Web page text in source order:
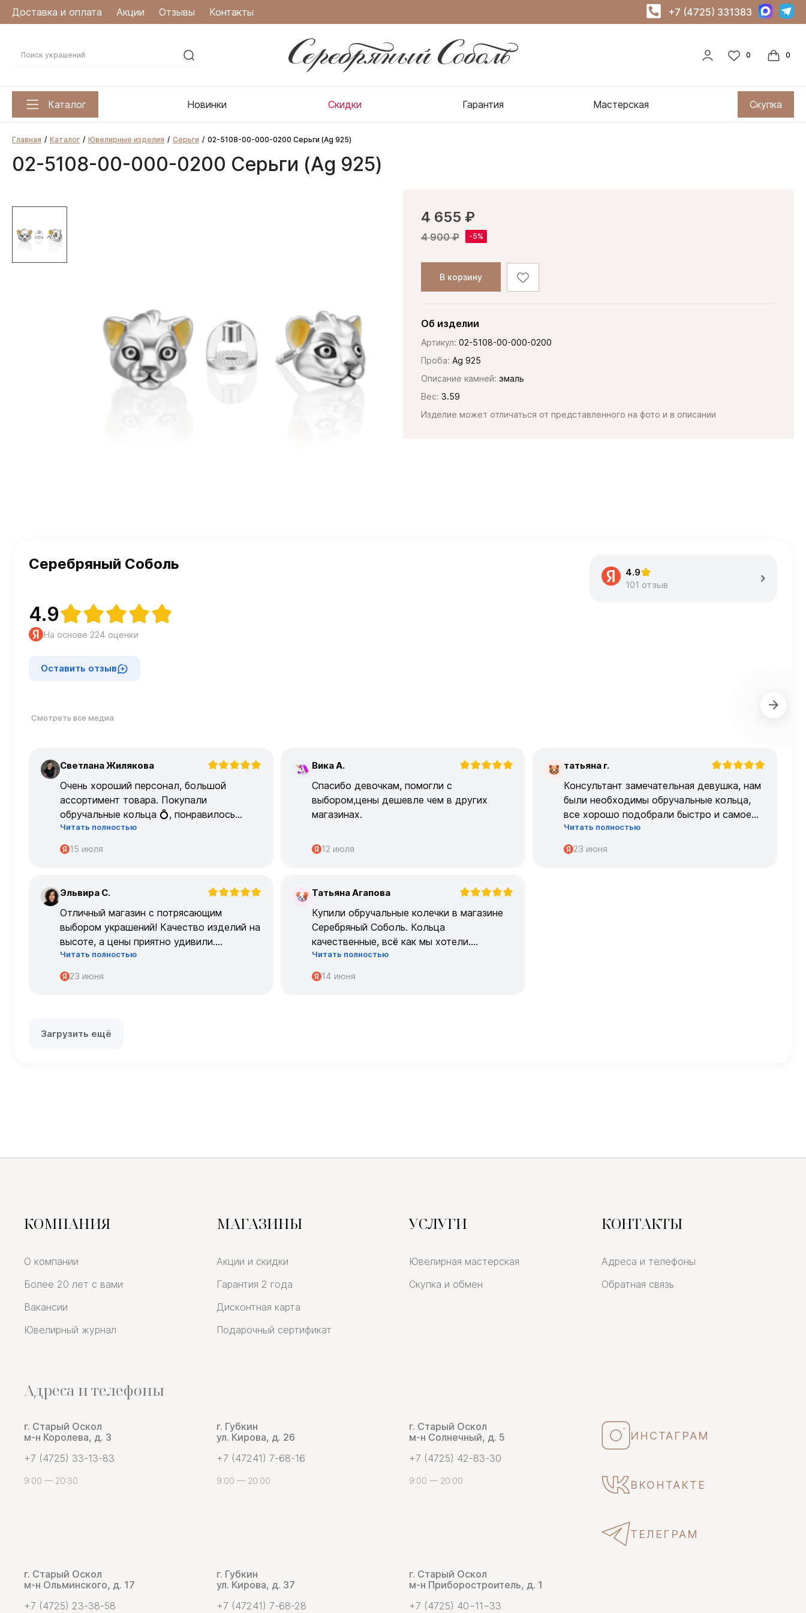
Доставка и оплата Акции Отзывы Контакты +7 (4725) 331383
Каталог Новинки Скидки Гарантия Мастерская Скупка
Главная Каталог Ювелирные изделия Серьги 02-5108-00-000-0200 Серьги (Ag 925)
02-5108-00-000-0200 Серьги (Ag 925)
4 655 ₽
4 900 ₽
В корзину
Об изделии
Артикул: 02-5108-00-000-0200
Проба: Ag 925
Описание камней: эмаль
Вес: 3.59
Изделие может отличаться от представленного на фото и в описании
Серебряный Соболь
4.9
На основе 224 оценки
Оставить отзыв
4.9
101 отзыв
Смотреть все медиа
С Светлана Жилякова
Очень хороший персонал, большой
ассортимент товара. Покупали
обручальные кольца 💍, понравилось
очень
Читать полностью
15 июля
В Вика А.
Спасибо девочкам, помогли с
выбором,цены дешевле чем в других
магазинах.
12 июля
Т татьяна г.
Консультант замечательная девушка, нам
были необходимы обручальные кольца,
все хорошо подобрали быстро и самое
главное, что все подошло по размеру с
первого раза ,огромное спасибо 🌹🌹🌹
Читать полностью
23 июня
Э Эльвира С.
Отличный магазин с потрясающим
выбором украшений! Качество изделий на
высоте, а цены приятно удивили.
Обслуживание на высшем уровне –
консультанты очень профессиональные.
Читать полностью
23 июня
Т Татьяна Агапова
Купили обручальные колечки в магазине
Серебряный Соболь. Кольца
качественные, всё как мы хотели.
Огромрое спасибо персоналу за работу с
нами!
Спасибо
Читать полностью
14 июня
Загрузить ещё
КОМПАНИЯ
О компании
Более 20 лет с вами
Вакансии
Ювелирный журнал
МАГАЗИНЫ
Акции и скидки
Гарантия 2 года
Дисконтная карта
Подарочный сертификат
УСЛУГИ
Ювелирная мастерская
Скупка и обмен
КОНТАКТЫ
Адреса и телефоны
Обратная связь
Адреса и телефоны
г. Старый Оскол
м-н Королева, д. 3
+7 (4725) 33-13-83
9:00 — 20:30
г. Губкин
ул. Кирова, д. 26
+7 (47241) 7-68-16
9:00 — 20:00
г. Старый Оскол
м-н Солнечный, д. 5
+7 (4725) 42-83-30
9:00 — 20:00
ИНСТАГРАМ
ВКОНТАКТЕ
ТЕЛЕГРАМ
г. Старый Оскол
м-н Ольминского, д. 17
+7 (4725) 23-38-58
г. Губкин
ул. Кирова, д. 37
+7 (47241) 7-68-28
г. Старый Оскол
м-н Приборостроитель, д. 1
+7 (4725) 40−11−33